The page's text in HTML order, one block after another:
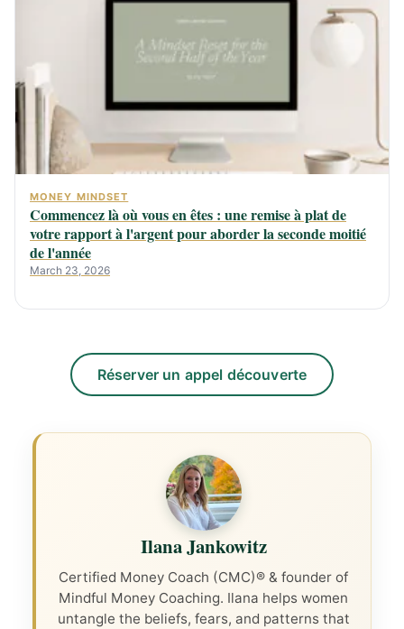
MONEY MINDSET
Commencez là où vous en êtes : une remise à plat de
votre rapport à l'argent pour aborder la seconde moitié
de l'année
March 23, 2026
Réserver un appel découverte
Ilana Jankowitz
Certified Money Coach (CMC)® & founder of
Mindful Money Coaching. Ilana helps women
untangle the beliefs, fears, and patterns that